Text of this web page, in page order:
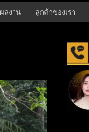
ลงาน ลูกค้าของเรา